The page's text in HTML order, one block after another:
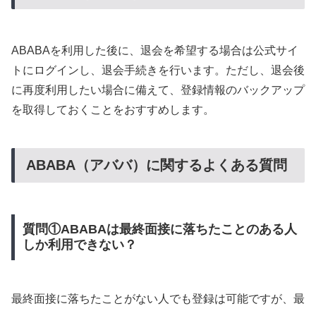
ABABAを利用した後に、退会を希望する場合は公式サイ
トにログインし、退会手続きを行います。ただし、退会後
に再度利用したい場合に備えて、登録情報のバックアップ
を取得しておくことをおすすめします。
ABABA（アババ）に関するよくある質問
質問①ABABAは最終面接に落ちたことのある人
しか利用できない？
最終面接に落ちたことがない人でも登録は可能ですが、最